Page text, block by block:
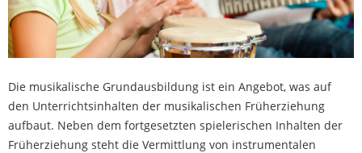
Die musikalische Grundausbildung ist ein Angebot, was auf
den Unterrichtsinhalten der musikalischen Früherziehung
aufbaut. Neben dem fortgesetzten spielerischen Inhalten der
Früherziehung steht die Vermittlung von instrumentalen